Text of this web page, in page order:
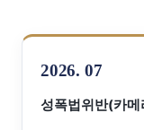
2026. 07
성폭법위반(카메